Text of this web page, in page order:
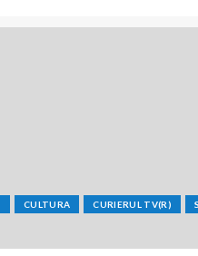
CULTURA CURIERUL TV(R)